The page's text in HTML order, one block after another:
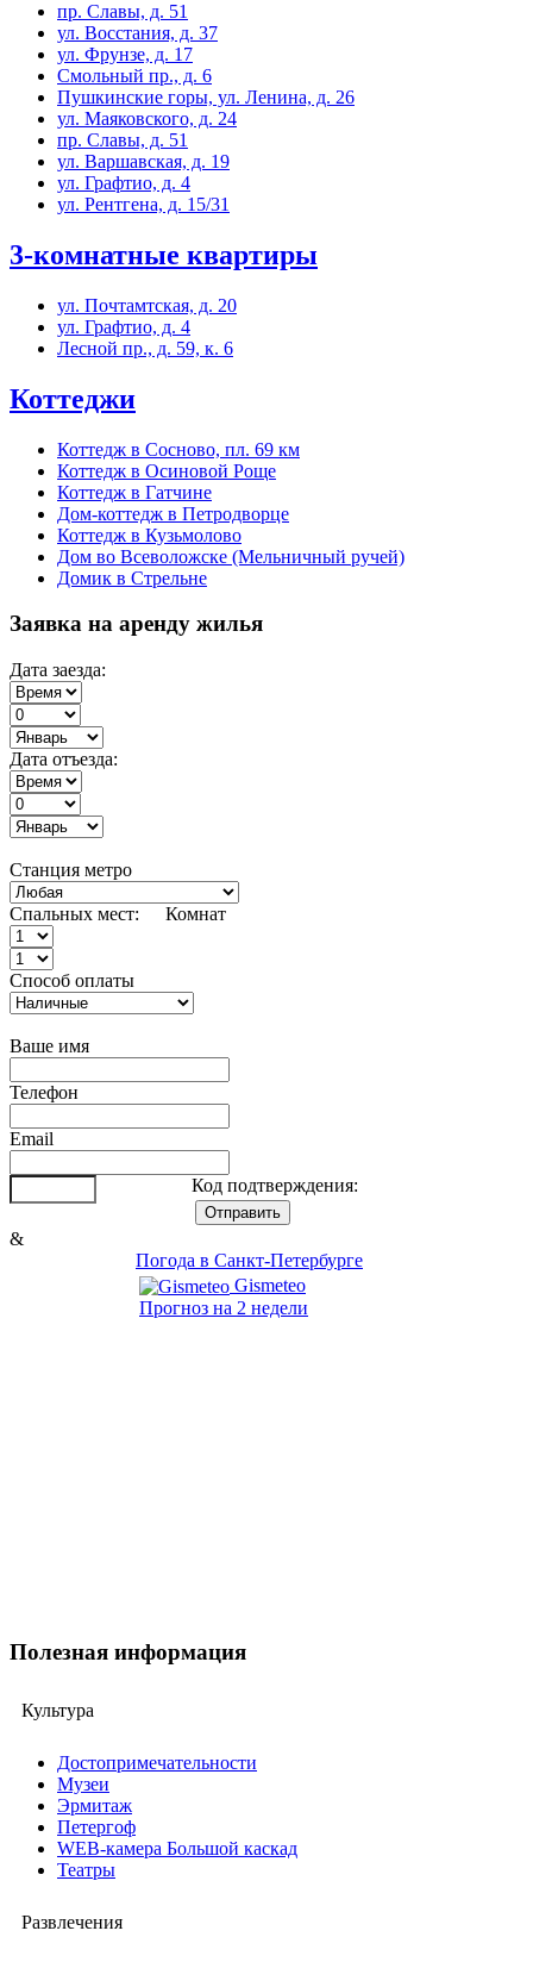
пр. Славы, д. 51
ул. Восстания, д. 37
ул. Фрунзе, д. 17
Смольный пр., д. 6
Пушкинские горы, ул. Ленина, д. 26
ул. Маяковского, д. 24
пр. Славы, д. 51
ул. Варшавская, д. 19
ул. Графтио, д. 4
ул. Рентгена, д. 15/31
3-комнатные квартиры
ул. Почтамтская, д. 20
ул. Графтио, д. 4
Лесной пр., д. 59, к. 6
Коттеджи
Коттедж в Сосново, пл. 69 км
Коттедж в Осиновой Роще
Коттедж в Гатчине
Дом-коттедж в Петродворце
Коттедж в Кузьмолово
Дом во Всеволожске (Мельничный ручей)
Домик в Стрельне
Заявка на аренду жилья
Дата заезда:
Дата отъезда:
Станция метро
Спальных мест: Комнат
Способ оплаты
Ваше имя
Телефон
Email
Код подтверждения:
&
Погода в Санкт-Петербурге
Gismeteo
Прогноз на 2 недели
Полезная информация
Культура
Достопримечательности
Музеи
Эрмитаж
Петергоф
WEB-камера Большой каскад
Театры
Развлечения